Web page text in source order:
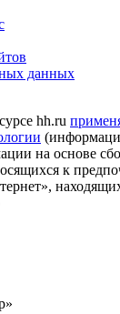
данных
hh.ru
на основе
к